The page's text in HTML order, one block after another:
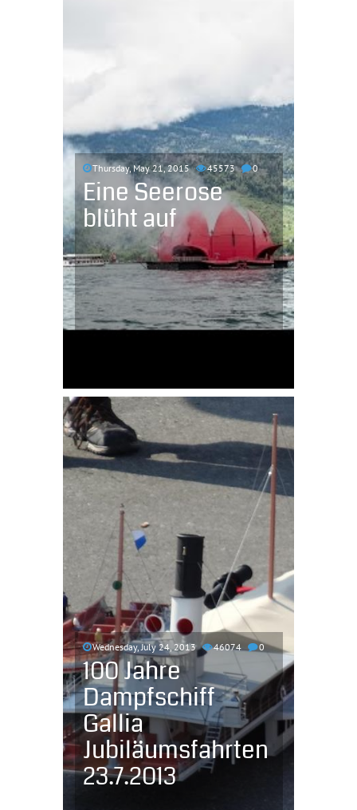
Thursday, May 21, 2015 45573 0
Eine Seerose
blüht auf
Wednesday, July 24, 2013 46074 0
100 Jahre
Dampfschiff
Gallia
Jubiläumsfahrten
23.7.2013